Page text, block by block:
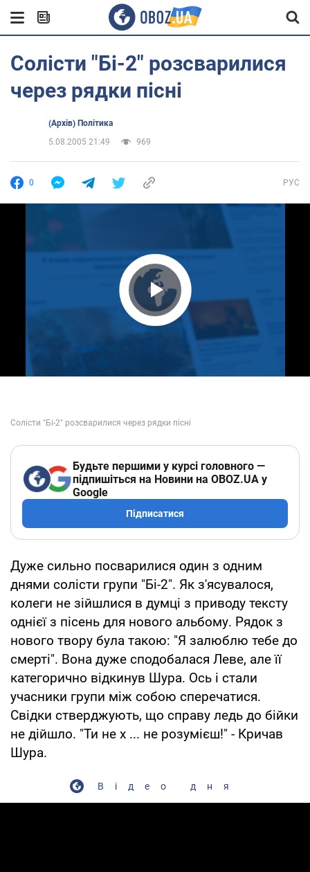
Солісти "Бі-2" розсварилися
через рядки пісні
(Архів) Політика
5.08.2005 21:49
969
0 РУС
Play Video
Будьте першими у курсі головного —
підпишіться на Новини на OBOZ.UA у
Google
Підписатися
Дуже сильно посварилися один з одним
днями солісти групи "Бі-2". Як з'ясувалося,
колеги не зійшлися в думці з приводу тексту
однієї з пісень для нового альбому. Рядок з
нового твору була такою: "Я залюблю тебе до
смерті". Вона дуже сподобалася Леве, але її
категорично відкинув Шура. Ось і стали
учасники групи між собою сперечатися.
Свідки стверджують, що справу ледь до бійки
не дійшло. "Ти не х ... не розумієш!" - Кричав
Шура.
Відео дня